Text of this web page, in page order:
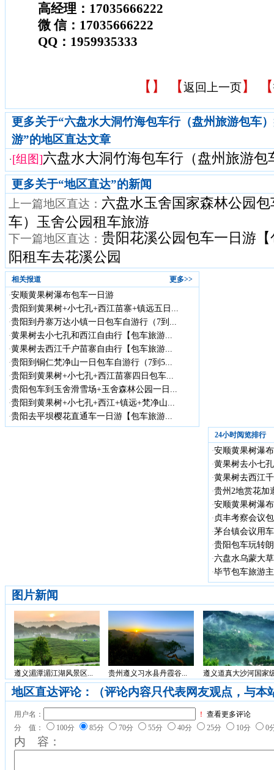
高经理：17035666222
微 信：17035666222
QQ：1959935333
【 】 【返回上一页】 【
更多关于“六盘水大洞竹海包车行（盘州旅游包车
游”的地区直达文章
·[组图]六盘水大洞竹海包车行（盘州旅游包
更多关于“地区直达”的新闻
上一篇地区直达： 六盘水玉舍国家森林公园
车）玉舍公园租车旅游
下一篇地区直达： 贵阳花溪公园包车一日游
阳租车去花溪公园
更多>>
相关报道
·安顺黄果树瀑布包车一日游
·贵阳到黄果树+小七孔+西江苗寨+镇远五日...
·贵阳到丹寨万达小镇一日包车自游行（7到...
·黄果树去小七孔和西江自由行【包车旅游...
·黄果树去西江千户苗寨自由行【包车旅游...
·贵阳到铜仁梵净山一日包车自游行（7到5...
·贵阳到黄果树+小七孔+西江苗寨四日包车...
·贵阳包车到玉舍滑雪场+玉舍森林公园一日...
·贵阳到黄果树+小七孔+西江+镇远+梵净山...
·贵阳去平坝樱花直通车一日游【包车旅游...
24小时阅览排行
·安顺黄果树瀑
·黄果树去小七
·黄果树去西江
·贵州2地赏花加
·安顺黄果树瀑
· 贞丰考察会议
·茅台镇会议用
·贵阳包车玩转
·六盘水乌蒙大
·毕节包车旅游
图片新闻
遵义湄潭湄江湖风景区... 贵州遵义习水县丹霞谷... 遵义道真大沙河国家
地区直达评论：（评论内容只代表网友观点，与本
用户名： ！ 查看更多评论
分 值：
100分 85分 70分 55分 40分 25分 10分 0
内 容：